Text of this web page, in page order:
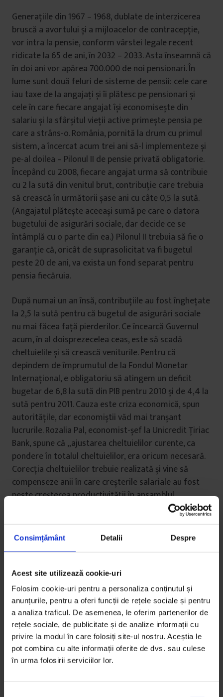
Consimțământ Detalii Despre
Acest site utilizează cookie-uri
Folosim cookie-uri pentru a personaliza conținutul și
anunțurile, pentru a oferi funcții de rețele sociale și pentru
a analiza traficul. De asemenea, le oferim partenerilor de
rețele sociale, de publicitate și de analize informații cu
privire la modul în care folosiți site-ul nostru. Aceștia le
pot combina cu alte informații oferite de dvs. sau culese
în urma folosirii serviciilor lor.
Generațiile din 1967 – 1968, dublate de interzicerea
bruscă a avortului și a mijloacelor de contracepție,
vor intra la pensie, conform vârstei legale recent
ridicate la 65 de ani, în 2032 – 2033. Asta înseamnă că
în doi ani vor apărea 700.000 de noi pensionari. În
lume sunt două feluri de sisteme de pensii: cele care
iau taxe de la angajați și îi plătesc pe pensionari și
cele în care fiecare angajat își economisește din
salariu și la sfârșitul vieții active primește pensia pe
care a strâns-o. România, pornită la drum cu primul
sistem, a încercat acum trei ani să-l implementeze și
pe-al doilea – Pilonul II de pensie privată obligatorie.
Începând cu 2008, fiecare angajat urma să contribuie
cu 2 la sută din venitul brut, contribuție care trebuia
să crească în următorii șase ani cu câte 0,5 la sută.
(Angajatul plătește aceeași sumă pe care o datora
bugetului de asigurări sociale, dar decide ce se
întâmplă cu o parte din ea.) Pilonul II trebuia să fie o
garanție că, oricât de suprasolicitat va fi bugetul
peste 20 de ani, va exista un fond separat pentru
pensia fiecăruia.
După numai un an însă, contribuțiile au fost înghețate
la 2,5 la sută pentru că bugetul de asigurări sociale
nu mai făcea față pierderilor. Ce încearcă Guvernul
acum, în al doisprezecelea ceas, este să scadă
cheltuielile și să crească veniturile. Pentru că
depindem de împrumutul de la Fondul Monetar
Internațional, e obligatoriu să atingem un deficit
bugetar de 6,8 la sută din PIB pentru 2010 și de 4,4 la
sută pentru 2011. Cauza este criza economică, spun
autoritățile, dar economiștii văd mai tranșant
lucrurile. Rozalia Pal, economist-șef la Unicredit Ţiriac
Bank, spune că „ajustarea cheltuielilor curente, ca
pondere în totalul cheltuielilor, era oricum necesară.
Corecția cheltuielilor trebuie realizată și vine să
compenseze anii în care creșterile salariale au fost
peste creșterea productivității în ansamblul
Gabriel Biriș, partener la firma de avocatură Biriș-
Goran, crede și el că am fi ajuns oricum la măsuri de
printr-o fiscalitate adaptată nevoilor pieței, iar
reducerea salariilor de acum e doar cârpeală.
Problema, continuă el, este că nu toți au aceleași
obligații fiscale. Legea permite prea multe excepții
care sărăcesc bugetul. Contribuția la asigurările
sociale (CAS) este obligatorie, dar nu pentru toate
tipurile de venit. Poți să iei pe cartea de muncă
salariul minim pe economie și restul să fie din